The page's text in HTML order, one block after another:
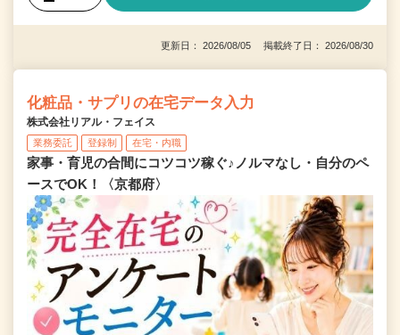
更新日： 2026/08/05 掲載終了日： 2026/08/30
化粧品・サプリの在宅データ入力
株式会社リアル・フェイス
業務委託 登録制 在宅・内職
家事・育児の合間にコツコツ稼ぐ♪ノルマなし・自分のペ
ースでOK！〈京都府〉